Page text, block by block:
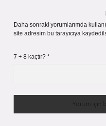
Daha sonraki yorumlarımda
site adresim bu tarayıcıya
7 + 8 kaçtır? *